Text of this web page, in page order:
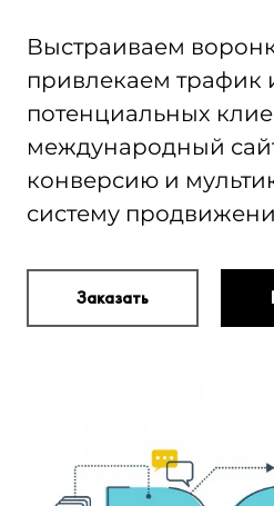
Выстраиваем
привлекаем трафик
потенциальных
международный
конверсию и
систему
Заказать